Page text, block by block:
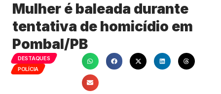
Mulher é baleada durante
tentativa de homicídio em
Pombal/PB
DESTAQUES
POLÍCIA